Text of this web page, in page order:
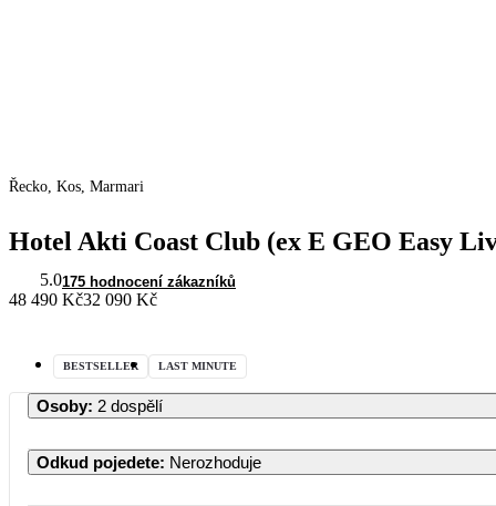
Řecko, Kos, Marmari
Hotel Akti Coast Club (ex E GEO Easy
5.0175 hodnocení zákazníků
48 490 Kč32 090 Kč
BESTSELLER LAST MINUTE
Osoby: 2 dospělí
Odkud pojedete: Nerozhoduje